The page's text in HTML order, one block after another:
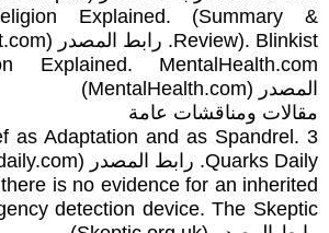
Explained. (Summary &
Review). Blinkist. رابط المصدر (Blinkist.com)
المصدر (MentalHealth.com)
مقالات ومناقشات عامة
as Adaptation and as Spandrel. 3
Quarks Daily. رابط المصدر (3quarksdaily.com)
is no evidence for an inherited